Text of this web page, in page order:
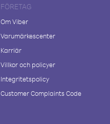
FÖRETAG
Om Viber
Varumärkescenter
Karriär
Villkor och policyer
Integritetspolicy
Customer Complaints Code